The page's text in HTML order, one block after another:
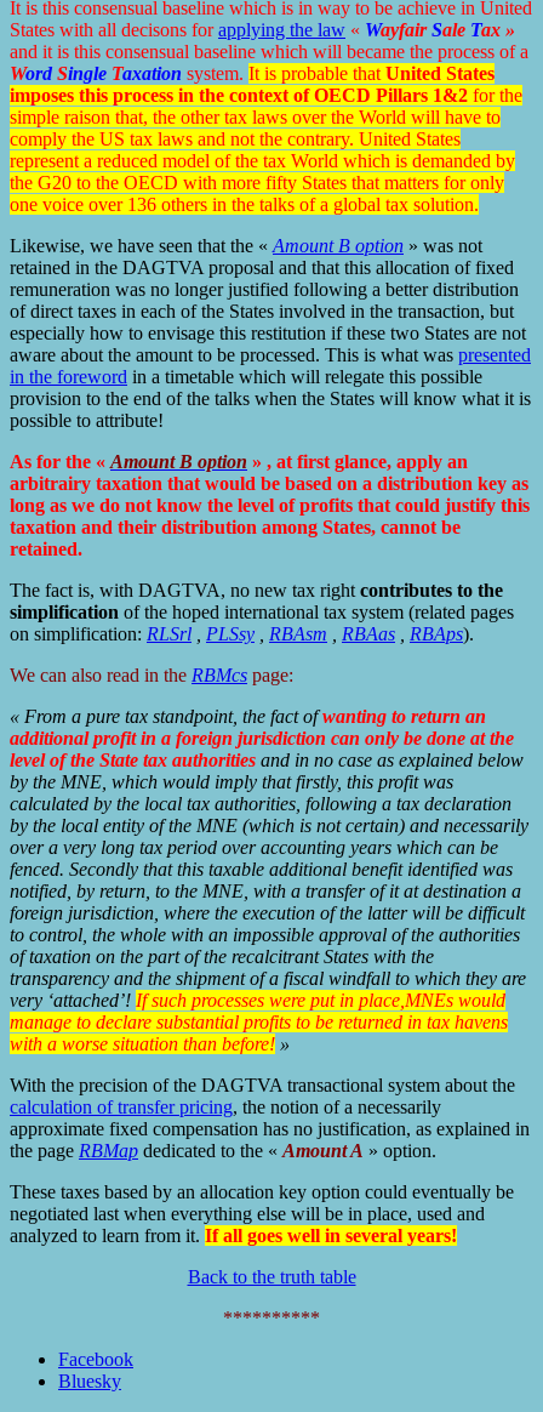
It is this consensual baseline which is in way to be achieve in United
States with all decisons forapplying the law « WayfairSale Tax »
and it is this consensual baseline which will became the process of a
Word Single Taxation system. It is probable that United States
imposes this process in the context of OECD Pillars 1&2 for the
simple raison that, the other tax laws over the World will have to
comply the US tax laws and not the contrary. United States
represent a reduced model of the tax World which is demanded by
the G20 to the OECD with more fifty States that matters for only
one voice over 136 others in the talks of a global tax solution.
Likewise, we have seen that the « Amount B option » was not
retained in the DAGTVA proposal and that this allocation of fixed
remuneration was no longer justified following a better distribution
of direct taxes in each of the States involved in the transaction, but
especially how to envisage this restitution if these two States are not
aware about the amount to be processed. This is what was presented
in the foreword in a timetable which will relegate this possible
provision to the end of the talks when the States will know what it is
possible to attribute!
As for the « Amount B option » , at first glance, apply an
arbitrairy taxation that would be based on a distribution key as
long as we do not know the level of profits that could justify this
taxation and their distribution among States, cannot be
retained.
The fact is, with DAGTVA, no new tax right contributes to the
simplification of the hoped international tax system (related pages
on simplification: RLSrl PLSsy RBAsm RBAas RBAps).
We can also read in the RBMcs page:
« From a pure tax standpoint, the fact ofwanting to return an
additional profit in a foreign jurisdiction can only be done at the
level of the State tax authorities and in no case as explained below
by the MNE, which would imply that firstly, this profit was
calculated by the local tax authorities, following a tax declaration
by the local entity of the MNE (which is not certain) and necessarily
over a very long tax period over accounting years which can be
fenced. Secondly that this taxable additional benefit identified was
notified, by return, to the MNE, with a transfer of it at destination a
foreign jurisdiction, where the execution of the latter will be difficult
to control, the whole with an impossible approval of the authorities
of taxation on the part of the recalcitrant States with the
transparency and the shipment of a fiscal windfall to which they are
very ‘attached’! If such processes were put in place,MNEs would
manage to declare substantial profits to be returned in tax havens
with a worse situation than before! »
With the precision of the DAGTVA transactional system about the
calculation of transfer pricing, the notion of a necessarily
approximate fixed compensation has no justification, as explained in
the page RBMap dedicated to the « Amount A » option.
These taxes based by an allocation key option could eventually be
negotiated last when everything else will be in place, used and
analyzed to learn from it. If all goes well in several years!
Back to the truth table
**********
PartagerFacebook
Bluesky